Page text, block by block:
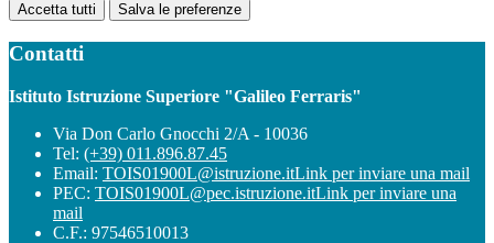
Accetta tutti Salva le preferenze
Contatti
Istituto Istruzione Superiore "Galileo Ferraris"
Via Don Carlo Gnocchi 2/A - 10036
Tel: (+39) 011.896.87.45
Email: TOIS01900L@istruzione.itLink per inviare una mail
PEC: TOIS01900L@pec.istruzione.itLink per inviare una
mail
C.F.: 97546510013